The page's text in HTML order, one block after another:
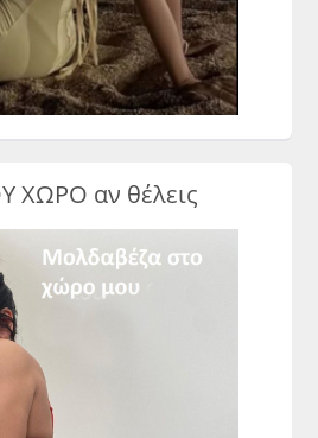
ΧΩΡΟ αν θέλεις